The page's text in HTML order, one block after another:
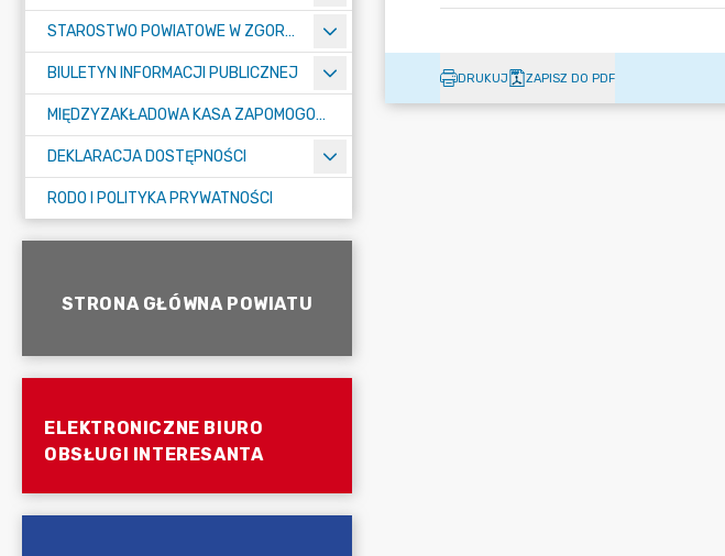
STAROSTWO POWIATOWE W ZGORZELCU
BIULETYN INFORMACJI PUBLICZNEJ
MIĘDZYZAKŁADOWA KASA ZAPOMOGOWO-POŻYCZKOWA
DEKLARACJA DOSTĘPNOŚCI
RODO I POLITYKA PRYWATNOŚCI
STRONA GŁÓWNA POWIATU
ELEKTRONICZNE BIURO
OBSŁUGI INTERESANTA
DRUKUJ ZAPISZ DO PDF